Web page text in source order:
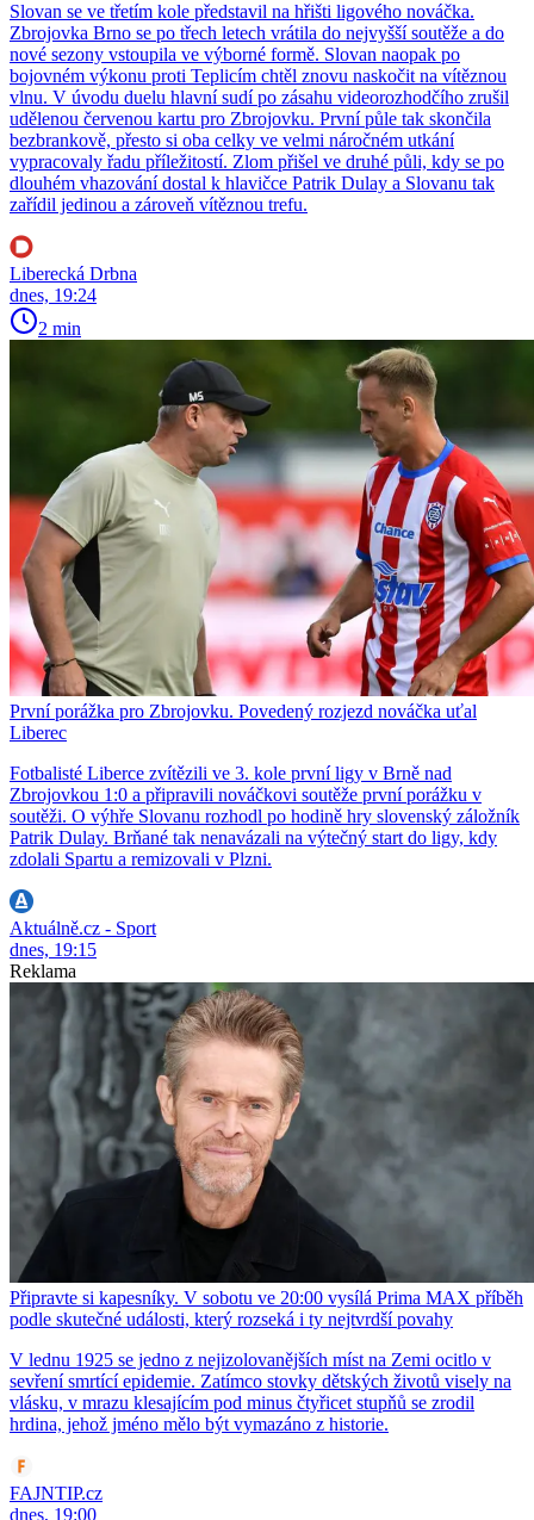
Slovan se ve třetím kole představil na hřišti ligového nováčka.
Zbrojovka Brno se po třech letech vrátila do nejvyšší soutěže a do
nové sezony vstoupila ve výborné formě. Slovan naopak po
bojovném výkonu proti Teplicím chtěl znovu naskočit na vítěznou
vlnu. V úvodu duelu hlavní sudí po zásahu videorozhodčího zrušil
udělenou červenou kartu pro Zbrojovku. První půle tak skončila
bezbrankově, přesto si oba celky ve velmi náročném utkání
vypracovaly řadu příležitostí. Zlom přišel ve druhé půli, kdy se po
dlouhém vhazování dostal k hlavičce Patrik Dulay a Slovanu tak
zařídil jedinou a zároveň vítěznou trefu.
Liberecká Drbna
dnes, 19:24
2 min
První porážka pro Zbrojovku. Povedený rozjezd nováčka uťal
Liberec
Fotbalisté Liberce zvítězili ve 3. kole první ligy v Brně nad
Zbrojovkou 1:0 a připravili nováčkovi soutěže první porážku v
soutěži. O výhře Slovanu rozhodl po hodině hry slovenský záložník
Patrik Dulay. Brňané tak nenavázali na výtečný start do ligy, kdy
zdolali Spartu a remizovali v Plzni.
Aktuálně.cz - Sport
dnes, 19:15
Reklama
Připravte si kapesníky. V sobotu ve 20:00 vysílá Prima MAX příběh
podle skutečné události, který rozseká i ty nejtvrdší povahy
V lednu 1925 se jedno z nejizolovanějších míst na Zemi ocitlo v
sevření smrtící epidemie. Zatímco stovky dětských životů visely na
vlásku, v mrazu klesajícím pod minus čtyřicet stupňů se zrodil
hrdina, jehož jméno mělo být vymazáno z historie.
FAJNTIP.cz
dnes, 19:00